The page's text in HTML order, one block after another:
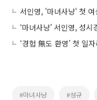
서인영, '마녀사냥' 첫
‘경험 無도 환영’ 첫 일
#마녀사냥 #성규